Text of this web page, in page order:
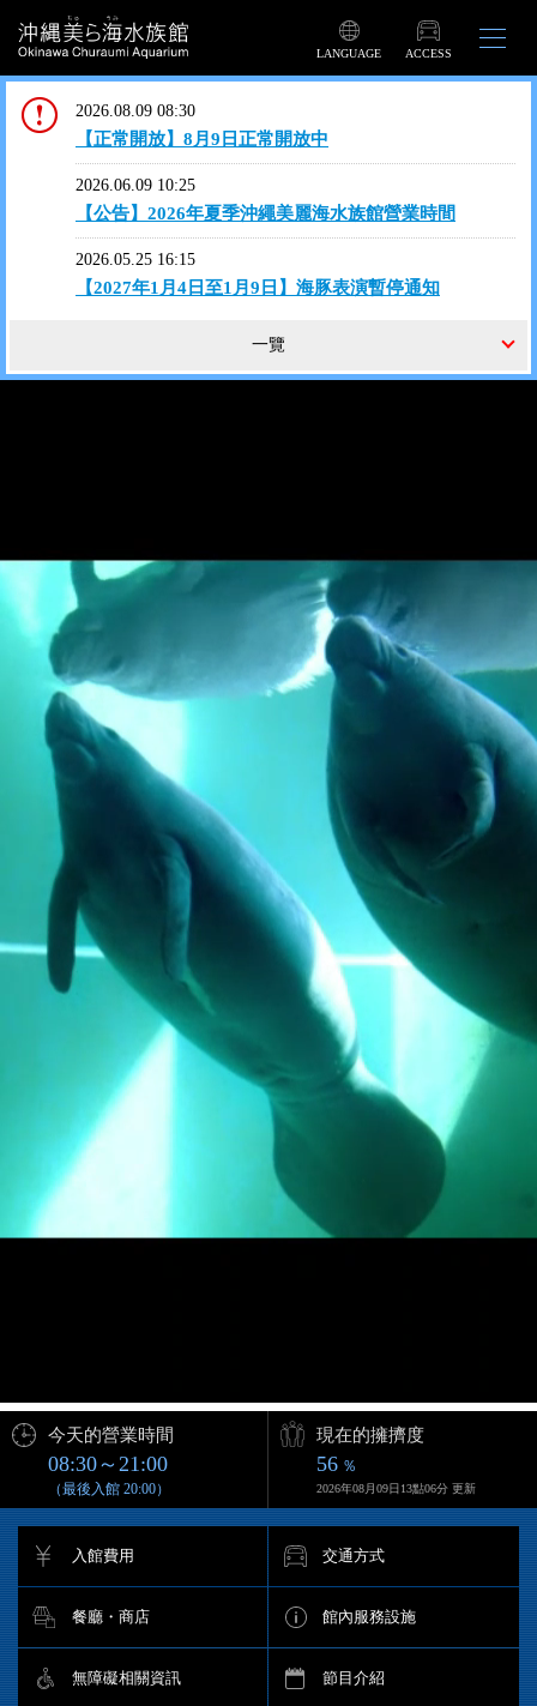
LANGUAGE ACCESS
2026.08.09 08:30
【正常開放】8月9日正常開放中
2026.06.09 10:25
【公告】2026年夏季沖繩美麗海水族館營業時間
2026.05.25 16:15
【2027年1月4日至1月9日】海豚表演暫停通知
一覽
今天的營業時間
08:30～21:00
（最後入館 20:00）
現在的擁擠度
56 ％
2026年08月09日13點06分 更新
入館費用 交通方式
餐廳・商店 館內服務設施
無障礙相關資訊 節目介紹